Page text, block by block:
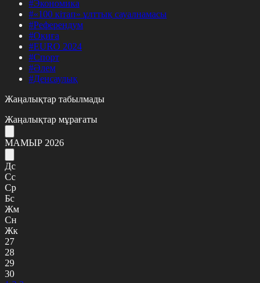
#Экономика
#«100 кітап» ұлттық сауалнамасы
#Референдум
#Оқиға
#EURO 2024
#Спорт
#Әлем
#Денсаулық
Жаңалықтар табылмады
Жаңалықтар мұрағаты
МАМЫР 2026
Дс
Сс
Ср
Бс
Жм
Сн
Жк
27
28
29
30